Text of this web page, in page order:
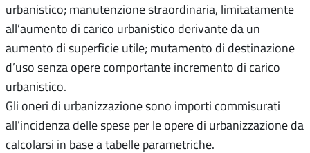
urbanistico; manutenzione straordinaria, limitatamente
all’aumento di carico urbanistico derivante da un
aumento di superficie utile; mutamento di destinazione
d’uso senza opere comportante incremento di carico
urbanistico.
Gli oneri di urbanizzazione sono importi commisurati
all’incidenza delle spese per le opere di urbanizzazione da
calcolarsi in base a tabelle parametriche.